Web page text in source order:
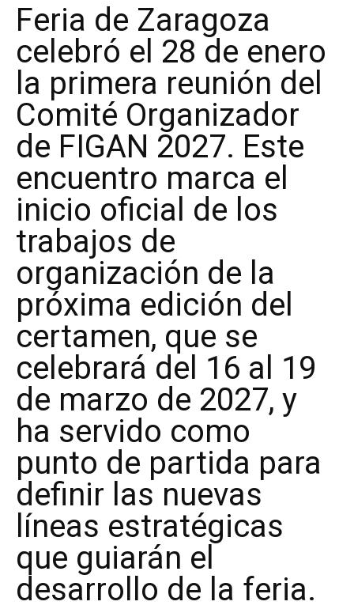
Feria de Zaragoza
celebró el 28 de enero
la primera reunión del
Comité Organizador
de FIGAN 2027. Este
encuentro marca el
inicio oficial de los
trabajos de
organización de la
próxima edición del
certamen, que se
celebrará del 16 al 19
de marzo de 2027, y
ha servido como
punto de partida para
definir las nuevas
líneas estratégicas
que guiarán el
desarrollo de la feria.